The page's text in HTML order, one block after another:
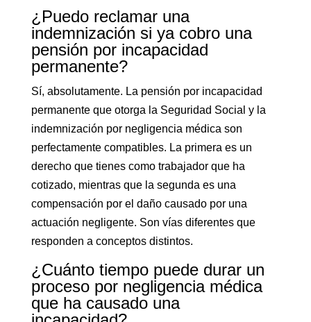
¿Puedo reclamar una
indemnización si ya cobro una
pensión por incapacidad
permanente?
Sí, absolutamente. La pensión por incapacidad
permanente que otorga la Seguridad Social y la
indemnización por negligencia médica son
perfectamente compatibles. La primera es un
derecho que tienes como trabajador que ha
cotizado, mientras que la segunda es una
compensación por el daño causado por una
actuación negligente. Son vías diferentes que
responden a conceptos distintos.
¿Cuánto tiempo puede durar un
proceso por negligencia médica
que ha causado una